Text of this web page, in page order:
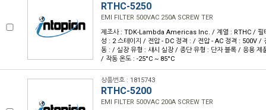
RTHC-5250
EMI FILTER 500VAC 250A SCREW TER
제조사 : TDK-Lambda Americas Inc. / 계열 : RTHC / 필
성 : 2 스테이지 / 전압 - DC 정격 : / 전압 - AC 정격 : 500V /
동 : / 실장 유형 : 섀시 실장 / 종단 유형 : 단자 블록 / 응용 제
/ 작동 온도 : -25°C ~ 85°C
상품번호 : 1815743
RTHC-5200
EMI FILTER 500VAC 200A SCREW TER